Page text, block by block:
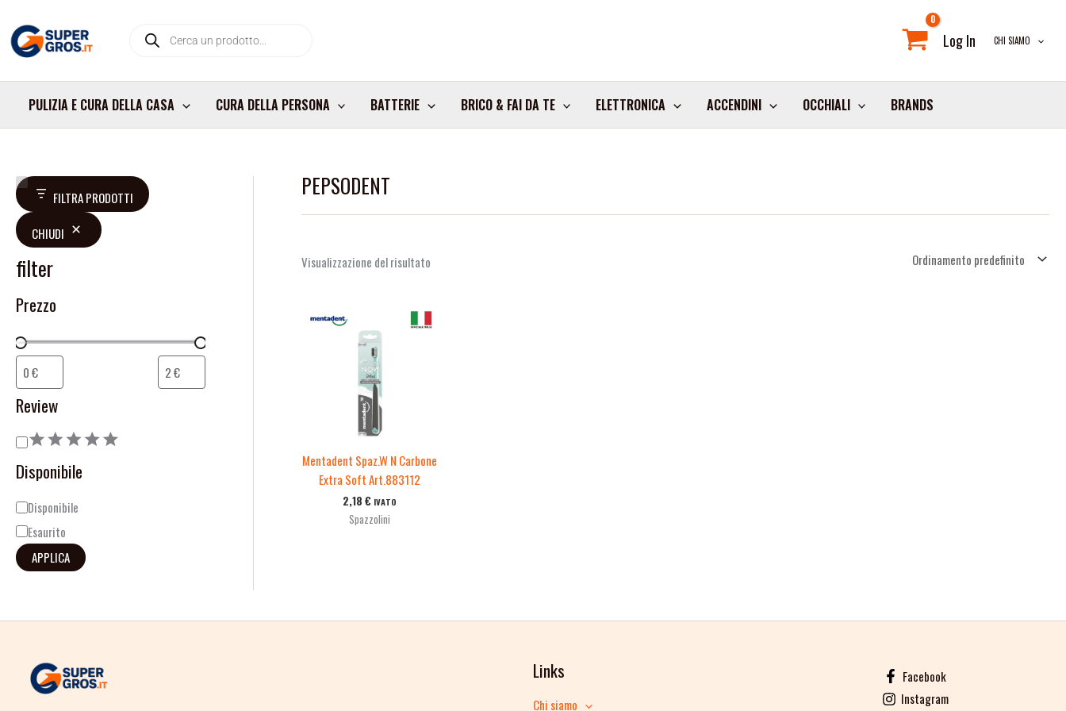
contenuto
search Log In CHI SIAMO
PULIZIA E CURA DELLA CASA CURA DELLA PERSONA BATTERIE BRICO & FAI DA TE ELETTRONICA ACCENDINI OCCHIALI BRANDS
FILTRA PRODOTTI
CHIUDI
filter
Prezzo
Review
V
a
l
u
t
a
i
n
Disponibile
D
s
p
o
n
b
l
t
à
Disponibile
Esaurito
APPLICA
PEPSODENT
Visualizzazione del risultato
Mentadent Spaz.W N Carbone
Extra Soft Art.883112
2,18€ IVATO
Spazzolini
Links
Chi siamo
Facebook
Instagram